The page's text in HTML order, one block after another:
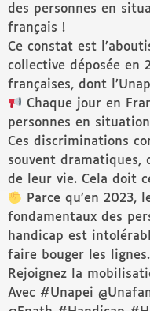
des personnes en
français !
Ce constat est
collective déposée en
françaises, dont
Chaque jour en
personnes en
Ces discriminations
souvent dramatiques,
de leur vie. Cela doit
Parce qu’en 2023,
fondamentaux des
handicap est
faire bouger les lignes.
Rejoignez la
Avec #Unapei